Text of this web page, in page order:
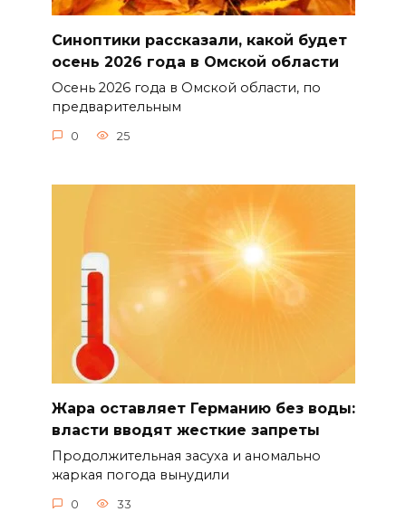
Синоптики рассказали, какой будет
осень 2026 года в Омской области
Осень 2026 года в Омской области, по
предварительным
0 25
Жара оставляет Германию без воды:
власти вводят жесткие запреты
Продолжительная засуха и аномально
жаркая погода вынудили
0 33